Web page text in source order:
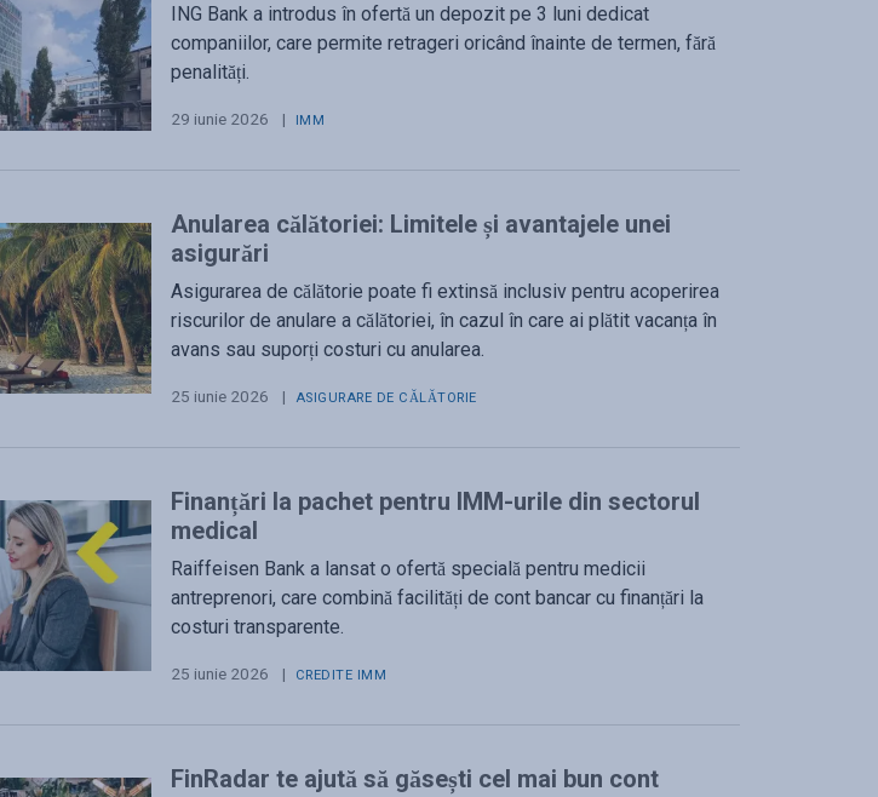
ING Bank a introdus în ofertă un depozit pe 3 luni dedicat
companiilor, care permite retrageri oricând înainte de termen, fără
penalități.
29 iunie 2026 | IMM
Anularea călătoriei: Limitele și avantajele unei
asigurări
Asigurarea de călătorie poate fi extinsă inclusiv pentru acoperirea
riscurilor de anulare a călătoriei, în cazul în care ai plătit vacanța în
avans sau suporți costuri cu anularea.
25 iunie 2026 | ASIGURARE DE CĂLĂTORIE
Finanțări la pachet pentru IMM-urile din sectorul
medical
Raiffeisen Bank a lansat o ofertă specială pentru medicii
antreprenori, care combină facilități de cont bancar cu finanțări la
costuri transparente.
25 iunie 2026 | CREDITE IMM
FinRadar te ajută să găsești cel mai bun cont